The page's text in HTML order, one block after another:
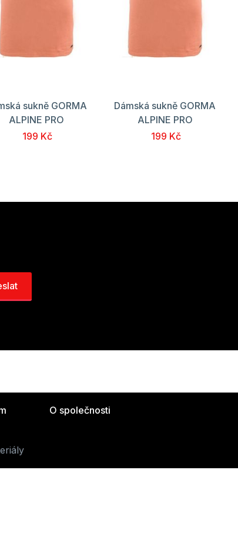
sukně GORMA
ALPINE PRO
199 Kč
Dámská sukně GORMA
ALPINE PRO
199 Kč
O společnosti